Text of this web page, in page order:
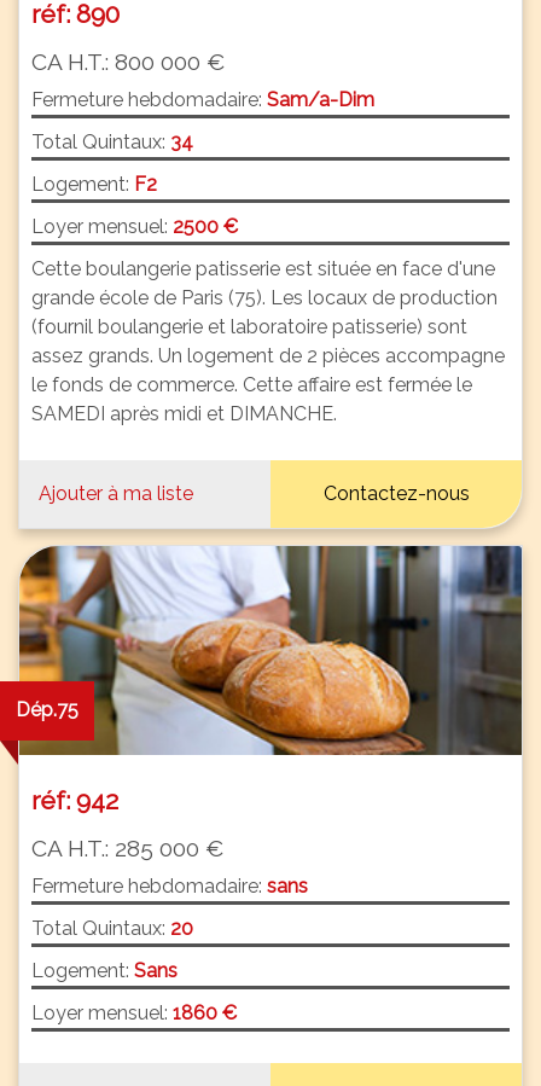
réf: 890
CA H.T.: 800 000 €
Fermeture hebdomadaire: Sam/a-Dim
Total Quintaux: 34
Logement: F2
Loyer mensuel: 2500 €
Cette boulangerie patisserie est située en face d'une
grande école de Paris (75). Les locaux de production
(fournil boulangerie et laboratoire patisserie) sont
assez grands. Un logement de 2 pièces accompagne
le fonds de commerce. Cette affaire est fermée le
SAMEDI après midi et DIMANCHE.
Ajouter à ma liste Contactez-nous
Dép.75
réf: 942
CA H.T.: 285 000 €
Fermeture hebdomadaire: sans
Total Quintaux: 20
Logement: Sans
Loyer mensuel: 1860 €